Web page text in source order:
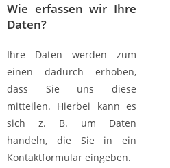
Wie erfassen wir Ihre
Daten?
Ihre Daten werden zum
einen dadurch erhoben,
dass Sie uns diese
mitteilen. Hierbei kann es
sich z. B. um Daten
handeln, die Sie in ein
Kontaktformular eingeben.